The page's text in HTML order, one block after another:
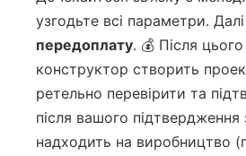
узгодьте всі параметри.
передоплату. 💰 Після
конструктор створить
ретельно перевірити та
після вашого підтвердження
надходить на виробництво